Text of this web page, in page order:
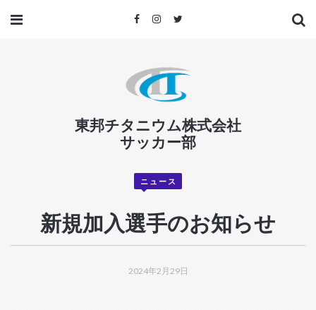
東邦チタニウム株式会社
サッカー部
ニュース
新規加入選手のお知らせ
2024年2月29日